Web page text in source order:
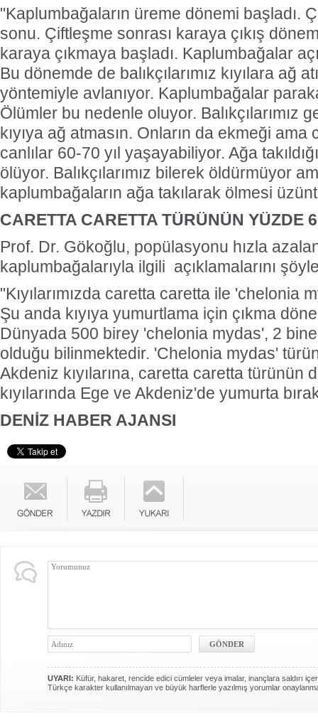
"Kaplumbağaların üreme dönemi başladı.
sonu. Çiftleşme sonrası karaya çıkış
karaya çıkmaya başladı. Kaplumbağalar
Bu dönemde de balıkçılarımız kıyılara ağ
yöntemiyle avlanıyor. Kaplumbağalar
Ölümler bu nedenle oluyor. Balıkçılarımız
kıyıya ağ atmasın. Onların da ekmeği ama
canlılar 60-70 yıl yaşayabiliyor. Ağa
ölüyor. Balıkçılarımız bilerek öldürmüyor
kaplumbağaların ağa takılarak ölmesi
CARETTA CARETTA TÜRÜNÜN YÜZDE
Prof. Dr. Gökoğlu, popülasyonu hızla
kaplumbağalarıyla ilgili açıklamalarını
"Kıyılarımızda caretta caretta ile 'chelonia
Şu anda kıyıya yumurtlama için çıkma
Dünyada 500 birey 'chelonia mydas', 2
olduğu bilinmektedir. 'Chelonia mydas'
Akdeniz kıyılarına, caretta caretta türünün
kıyılarında Ege ve Akdeniz'de yumurta
DENİZ HABER AJANSI
UYARI: Küfür, hakaret, rencide edici cümleler veya imalar, inançlara saldırı
Türkçe karakter kullanılmayan ve büyük harflerle yazılmış yorumlar